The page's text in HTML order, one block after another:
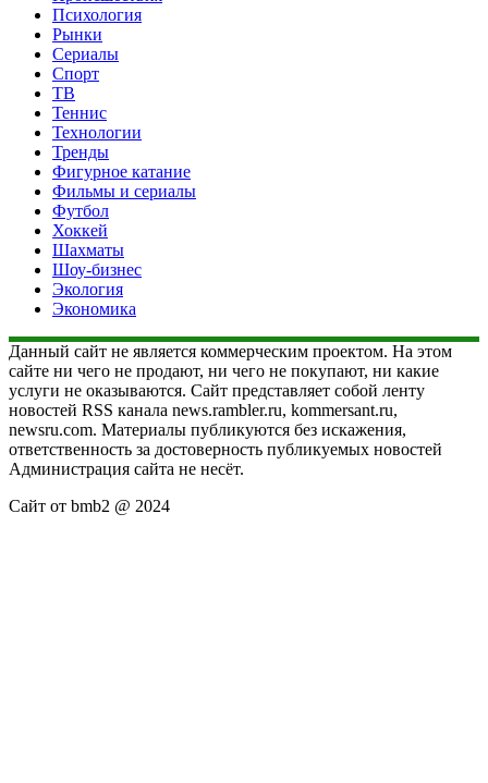
Психология
Рынки
Сериалы
Спорт
ТВ
Теннис
Технологии
Тренды
Фигурное катание
Фильмы и сериалы
Футбол
Хоккей
Шахматы
Шоу-бизнес
Экология
Экономика
Данный сайт не является коммерческим проектом. На этом
сайте ни чего не продают, ни чего не покупают, ни какие
услуги не оказываются. Сайт представляет собой ленту
новостей RSS канала news.rambler.ru, kommersant.ru,
newsru.com. Материалы публикуются без искажения,
ответственность за достоверность публикуемых новостей
Администрация сайта не несёт.
Сайт от bmb2 @ 2024